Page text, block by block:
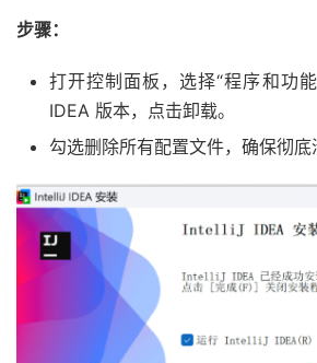
步骤：
打开控制面板，选择“程序和功
IDEA 版本，点击卸载。
勾选删除所有配置文件，确保彻底